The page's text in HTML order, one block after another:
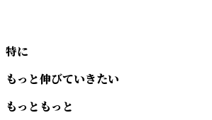
特に
もっと伸びていきたい
もっともっと